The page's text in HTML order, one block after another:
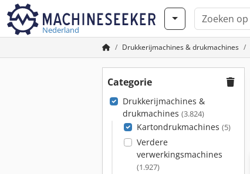
Nederland
Drukkerijmachines & drukmachines
Categorie
Drukkerijmachines &
drukmachines (3.824)
Kartondrukmachines (5)
Verdere
verwerkingsmachines
(1.927)